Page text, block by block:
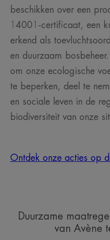
beschikken over een
14001-certificaat, een
erkend als
en duurzaam
om onze ecologische
te beperken, deel te
en sociale leven in de
biodiversiteit van onze
Ontdek onze acties op
Duurzame
van Avène